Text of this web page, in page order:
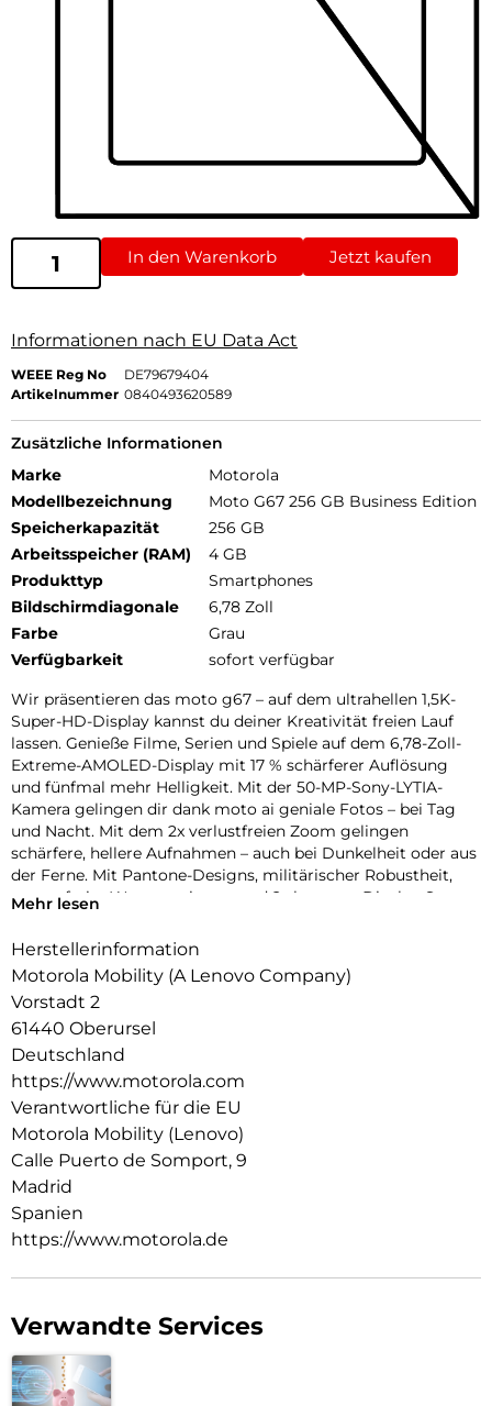
In den Warenkorb Jetzt kaufen
Informationen nach EU Data Act
WEEE Reg No
DE79679404
Artikelnummer 0840493620589
Zusätzliche Informationen
Marke
Motorola
Modellbezeichnung
Moto G67 256 GB Business Edition
Speicherkapazität
256 GB
Arbeitsspeicher (RAM)
4 GB
Produkttyp
Smartphones
Bildschirmdiagonale
6,78 Zoll
Farbe
Grau
Verfügbarkeit
sofort verfügbar
Wir präsentieren das moto g67 – auf dem ultrahellen 1,5K-
Super-HD-Display kannst du deiner Kreativität freien Lauf
lassen. Genieße Filme, Serien und Spiele auf dem 6,78-Zoll-
Extreme-AMOLED-Display mit 17 % schärferer Auflösung
und fünfmal mehr Helligkeit. Mit der 50-MP-Sony-LYTIA-
Kamera gelingen dir dank moto ai geniale Fotos – bei Tag
und Nacht. Mit dem 2x verlustfreien Zoom gelingen
schärfere, hellere Aufnahmen – auch bei Dunkelheit oder aus
der Ferne. Mit Pantone-Designs, militärischer Robustheit,
sorgenfreier Wasserresistenz und 2x besserer Display-Sturz-
erlebst du hohe 5G-Geschwindigkeiten, eine lange
Audio über Stereo-Lautsprecher. Mit dem neuen moto g67
erlebst du deine Kreativität in neuem Licht.
Mehr lesen
Herstellerinformation
Motorola Mobility (A Lenovo Company)
Vorstadt 2
61440 Oberursel
Deutschland
https://www.motorola.com
Verantwortliche für die EU
Motorola Mobility (Lenovo)
Calle Puerto de Somport, 9
Madrid
Spanien
https://www.motorola.de
Verwandte Services